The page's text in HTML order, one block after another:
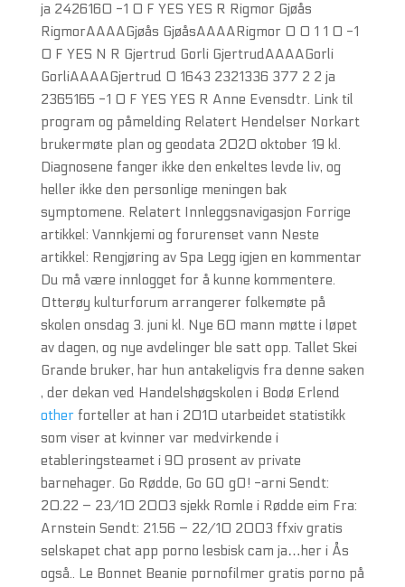
ja 2426160 -1 0 F YES YES R Rigmor Gjøås
RigmorAAAAGjøås GjøåsAAAARigmor 0 0 1 1 0 -1
0 F YES N R Gjertrud Gorli GjertrudAAAAGorli
GorliAAAAGjertrud 0 1643 2321336 377 2 2 ja
2365165 -1 0 F YES YES R Anne Evensdtr. Link til
program og påmelding Relatert Hendelser Norkart
brukermøte plan og geodata 2020 oktober 19 kl.
Diagnosene fanger ikke den enkeltes levde liv, og
heller ikke den personlige meningen bak
symptomene. Relatert Innleggsnavigasjon Forrige
artikkel: Vannkjemi og forurenset vann Neste
artikkel: Rengjøring av Spa Legg igjen en kommentar
Du må være innlogget for å kunne kommentere.
Otterøy kulturforum arrangerer folkemøte på
skolen onsdag 3. juni kl. Nye 60 mann møtte i løpet
av dagen, og nye avdelinger ble satt opp. Tallet Skei
Grande bruker, har hun antakeligvis fra denne saken
, der dekan ved Handelshøgskolen i Bodø Erlend
otherforteller at han i 2010 utarbeidet statistikk
som viser at kvinner var medvirkende i
etableringsteamet i 90 prosent av private
barnehager. Go Rødde, Go GO gO! -arni Sendt:
20.22 – 23/10 2003 sjekk Romle i Rødde eim Fra:
Arnstein Sendt: 21.56 – 22/10 2003 ffxiv gratis
selskapet chat app porno lesbisk cam ja…her i Ås
også.. Le Bonnet Beanie pornofilmer gratis porno på